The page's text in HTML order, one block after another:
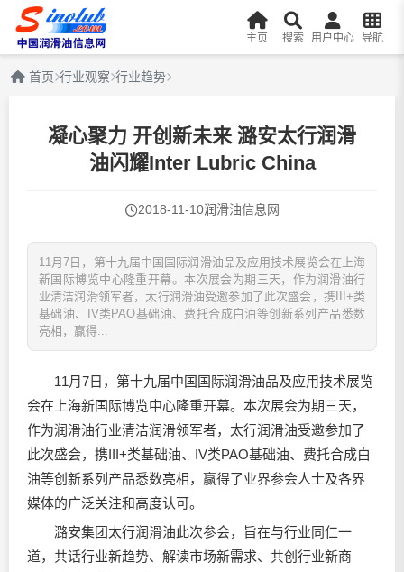
主页 搜索 用户中心 导航
首页 行业观察 行业趋势
凝心聚力 开创新未来 潞安太行润滑
油闪耀Inter Lubric China
2018-11-10润滑油信息网
11月7日，第十九届中国国际润滑油品及应用技术展览会在上海
新国际博览中心隆重开幕。本次展会为期三天，作为润滑油行
业清洁润滑领军者，太行润滑油受邀参加了此次盛会，携III+类
基础油、IV类PAO基础油、费托合成白油等创新系列产品悉数
亮相，赢得...
11月7日，第十九届中国国际润滑油品及应用技术展览
会在上海新国际博览中心隆重开幕。本次展会为期三天，
作为润滑油行业清洁润滑领军者，太行润滑油受邀参加了
此次盛会，携III+类基础油、IV类PAO基础油、费托合成白
油等创新系列产品悉数亮相，赢得了业界参会人士及各界
媒体的广泛关注和高度认可。
潞安集团太行润滑油此次参会，旨在与行业同仁一
道，共话行业新趋势、解读市场新需求、共创行业新商